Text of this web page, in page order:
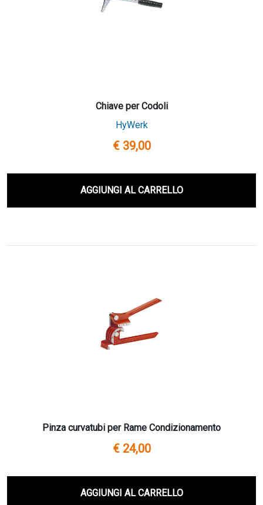
Chiave per Codoli
HyWerk
€ 39,00
AGGIUNGI AL CARRELLO
Pinza curvatubi per Rame Condizionamento
€ 24,00
AGGIUNGI AL CARRELLO